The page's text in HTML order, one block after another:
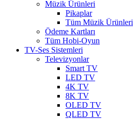
Müzik Ürünleri
Pikaplar
Tüm Müzik Ürünleri
Ödeme Kartları
Tüm Hobi-Oyun
TV-Ses Sistemleri
Televizyonlar
Smart TV
LED TV
4K TV
8K TV
OLED TV
QLED TV